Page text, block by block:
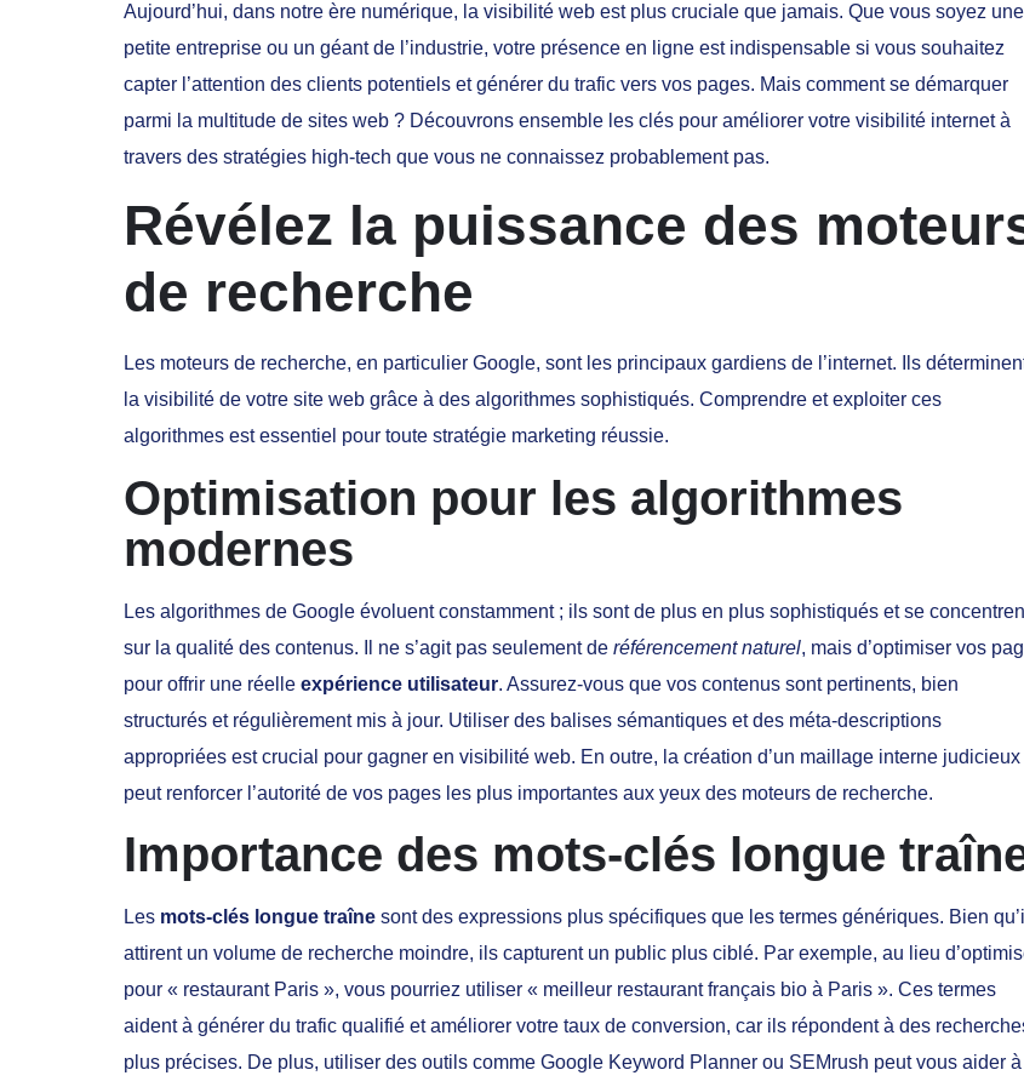
Aujourd’hui, dans notre ère numérique, la visibilité web est plus cruciale que jamais. Que vous soyez une
petite entreprise ou un géant de l’industrie, votre présence en ligne est indispensable si vous souhaitez
capter l’attention des clients potentiels et générer du trafic vers vos pages. Mais comment se démarquer
parmi la multitude de sites web ? Découvrons ensemble les clés pour améliorer votre visibilité internet à
travers des stratégies high-tech que vous ne connaissez probablement pas.
Révélez la puissance des
de recherche
Les moteurs de recherche, en particulier Google, sont les principaux gardiens de l’internet. Ils
la visibilité de votre site web grâce à des algorithmes sophistiqués. Comprendre et exploiter ces
algorithmes est essentiel pour toute stratégie marketing réussie.
Optimisation pour les algorithmes
modernes
Les algorithmes de Google évoluent constamment ; ils sont de plus en plus sophistiqués et se
sur la qualité des contenus. Il ne s’agit pas seulement de référencement naturel, mais d’optimiser vos
pour offrir une réelle expérience utilisateur. Assurez-vous que vos contenus sont pertinents, bien
structurés et régulièrement mis à jour. Utiliser des balises sémantiques et des méta-descriptions
appropriées est crucial pour gagner en visibilité web. En outre, la création d’un maillage interne judicieux
peut renforcer l’autorité de vos pages les plus importantes aux yeux des moteurs de recherche.
Importance des mots-clés longue
Les mots-clés longue traîne sont des expressions plus spécifiques que les termes génériques. Bien
attirent un volume de recherche moindre, ils capturent un public plus ciblé. Par exemple, au lieu
pour « restaurant Paris », vous pourriez utiliser « meilleur restaurant français bio à Paris ». Ces termes
aident à générer du trafic qualifié et améliorer votre taux de conversion, car ils répondent à des
plus précises. De plus, utiliser des outils comme Google Keyword Planner ou SEMrush peut vous aider à